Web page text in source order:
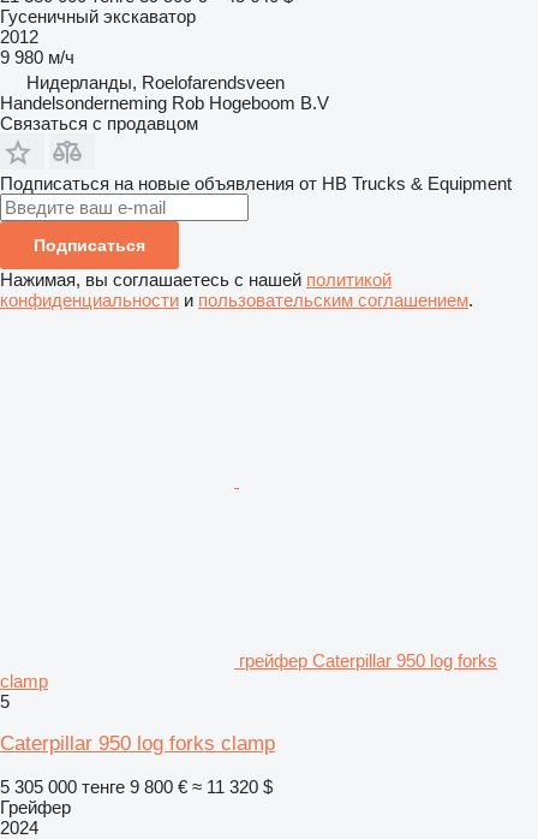
Гусеничный экскаватор
2012
9 980 м/ч
Нидерланды, Roelofarendsveen
Handelsonderneming Rob Hogeboom B.V
Связаться с продавцом
Подписаться на новые объявления от HB Trucks & Equipment
Подписаться
Нажимая, вы соглашаетесь с нашей политикой
конфиденциальности и пользовательским соглашением.
грейфер Caterpillar 950 log forks
clamp
5
Caterpillar 950 log forks clamp
5 305 000 тенге 9 800 € ≈ 11 320 $
Грейфер
2024